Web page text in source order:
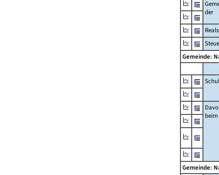
der
Gemeinde:
beim
Gemeinde: